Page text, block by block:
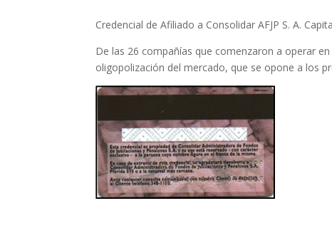
Credencial de Afiliado a Consolidar AFJP S. A.
De las 26 compañías que comenzaron a operar
oligopolización del mercado, que se opone a los